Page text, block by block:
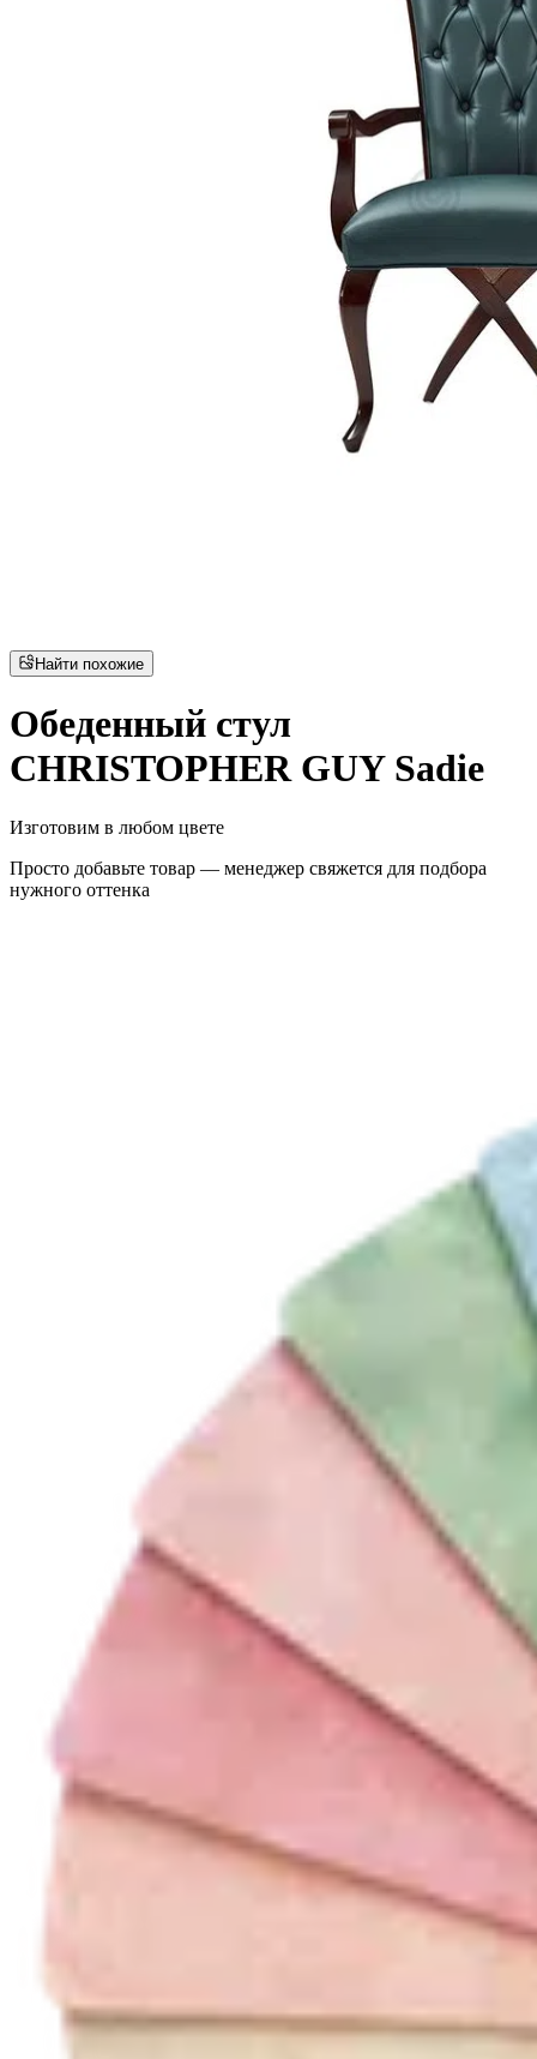
Найти похожие
Обеденный стул
CHRISTOPHER GUY Sadie
Изготовим в любом цвете
Просто добавьте товар — менеджер свяжется для подбора
нужного оттенка